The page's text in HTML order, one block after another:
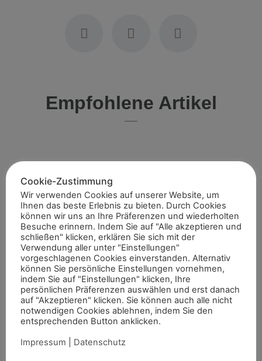
Empfohlene Artikel
Aktuelles aus dem Sport
Internationale Top-Platzierungen fürs
Rheinland
Auch abseits der großen Championate waren die Reiterinnen
und Reiter aus dem Rheinland am vergangenen
Wochenende international erfolgreich unterwegs. Bei
Weiterlesen »
Starke rheinische Fahrer bei DJM
Bei den Deutschen Jugendmeisterschaften im Fahren in
Badeborn konnten die rheinischen Nachwuchsfahrer mit
mehreren vorderen Platzierungen überzeugen. Frederik
Cookie-Zustimmung
Wir verwenden Cookies auf unserer Website, um
Ihnen das beste Erlebnis zu bieten. Durch Cookies
können wir uns an Ihre Präferenzen und wiederholten
Besuche erinnern. Indem Sie auf "Alle akzeptieren und
schließen" klicken, erklären Sie sich mit der
Verwendung aller unter "Einstellungen"
vorgeschlagenen Cookies einverstanden. Alternativ
können Sie persönliche Einstellungen vornehmen,
indem Sie auf "Einstellungen" klicken, Ihre
persönlichen Präferenzen auswählen und erst danach
auf "Akzeptieren" klicken. Sie können auch alle nicht
notwendigen Cookies ablehnen, indem Sie den
entsprechenden Button anklicken.
Impressum
Datenschutz